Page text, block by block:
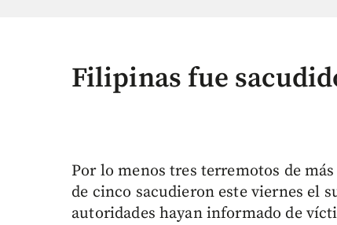
Filipinas fue
Por lo menos tres terremotos de
de cinco sacudieron este viernes el
autoridades hayan informado de